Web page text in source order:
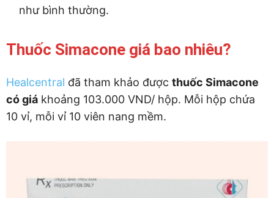
như bình thường.
Thuốc Simacone giá bao nhiêu?
Healcentral đã tham khảo được thuốc Simacone
có giá khoảng 103.000 VND/ hộp. Mỗi hộp chứa
10 vỉ, mỗi vỉ 10 viên nang mềm.